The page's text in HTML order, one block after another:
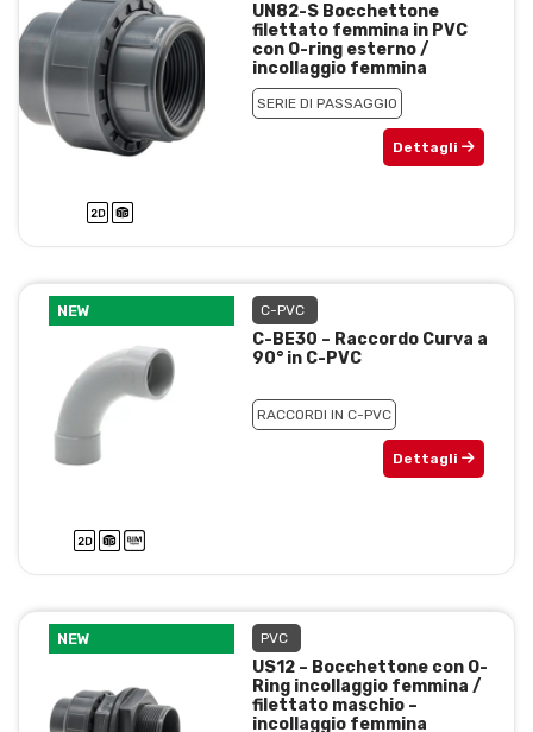
UN82-S Bocchettone
filettato femmina in PVC
con O-ring esterno /
incollaggio femmina
SERIE DI PASSAGGIO
Dettagli
NEW C-PVC
C-BE30 – Raccordo Curva a
90° in C-PVC
RACCORDI IN C-PVC
Dettagli
NEW PVC
US12 – Bocchettone con O-
Ring incollaggio femmina /
filettato maschio –
incollaggio femmina